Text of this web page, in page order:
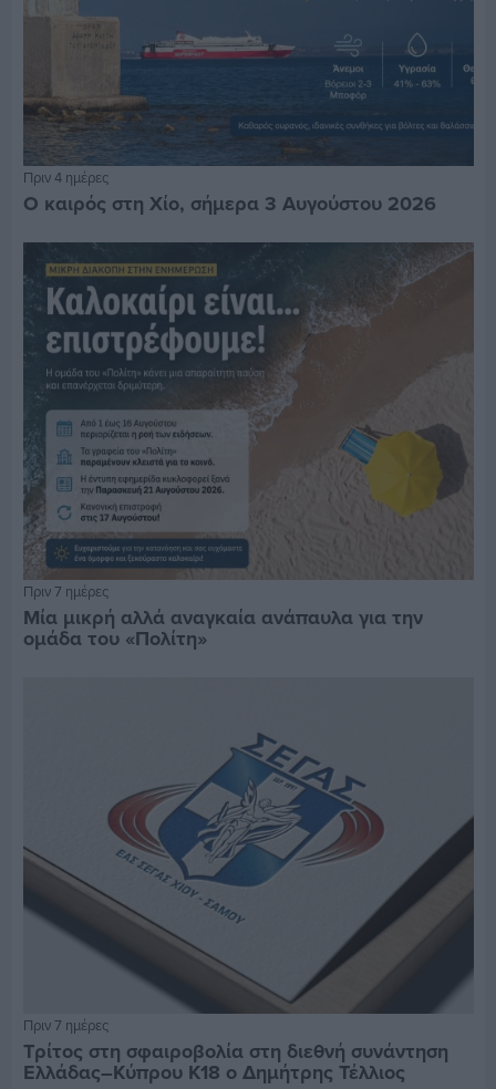
Πριν 4 ημέρες
Ο καιρός στη Χίο, σήμερα 3 Αυγούστου 2026
Πριν 7 ημέρες
Μία μικρή αλλά αναγκαία ανάπαυλα για την
ομάδα του «Πολίτη»
Πριν 7 ημέρες
Τρίτος στη σφαιροβολία στη διεθνή συνάντηση
Ελλάδας–Κύπρου Κ18 ο Δημήτρης Τέλλιος